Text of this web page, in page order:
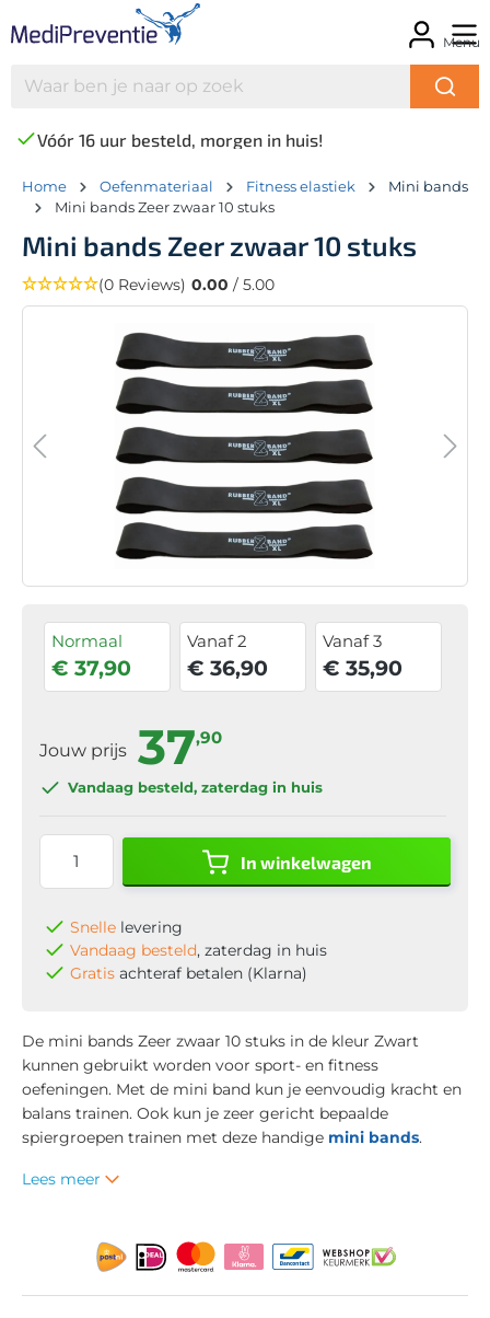
Menu
Vóór 16 uur besteld, morgen in huis!
Home Oefenmateriaal Fitness elastiek
Mini bands
Mini bands Zeer zwaar 10 stuks
Mini bands Zeer zwaar 10 stuks
(0 Reviews) 0.00 / 5.00
Normaal
€ 37,90
Vanaf 2
€ 36,90
Vanaf 3
€ 35,90
Jouw prijs 37,90
Vandaag besteld, zaterdag in huis
In winkelwagen
Snelle levering
Vandaag besteld, zaterdag in huis
Gratis achteraf betalen (Klarna)
De mini bands Zeer zwaar 10 stuks in de kleur Zwart
kunnen gebruikt worden voor sport- en fitness
oefeningen. Met de mini band kun je eenvoudig kracht en
balans trainen. Ook kun je zeer gericht bepaalde
spiergroepen trainen met deze handige mini bands.
Lees meer